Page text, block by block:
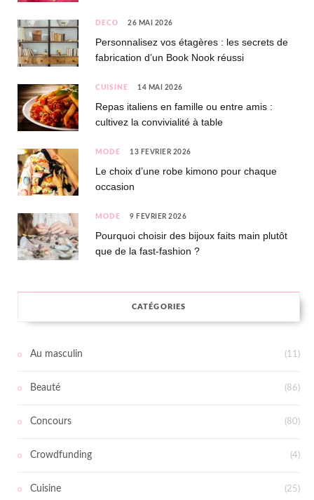
DÉCO 26 MAI 2026
Personnalisez vos étagères : les secrets de
fabrication d’un Book Nook réussi
CUISINE 14 MAI 2026
Repas italiens en famille ou entre amis :
cultivez la convivialité à table
MODE 13 FÉVRIER 2026
Le choix d’une robe kimono pour chaque
occasion
MODE 9 FÉVRIER 2026
Pourquoi choisir des bijoux faits main plutôt
que de la fast-fashion ?
CATÉGORIES
Au masculin (11)
Beauté (86)
Concours (80)
Crowdfunding (4)
Cuisine (25)